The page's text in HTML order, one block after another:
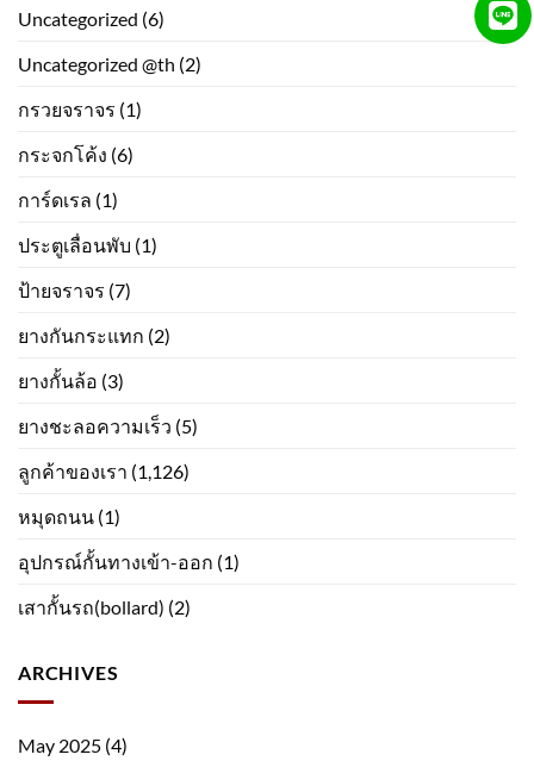
Uncategorized (6)
Uncategorized @th (2)
กรวยจราจร (1)
กระจกโค้ง (6)
การ์ดเรล (1)
ประตูเลื่อนพับ (1)
ป้ายจราจร (7)
ยางกันกระแทก (2)
ยางกั้นล้อ (3)
ยางชะลอความเร็ว (5)
ลูกค้าของเรา (1,126)
หมุดถนน (1)
อุปกรณ์กั้นทางเข้า-ออก (1)
เสากั้นรถ(bollard) (2)
ARCHIVES
May 2025 (4)